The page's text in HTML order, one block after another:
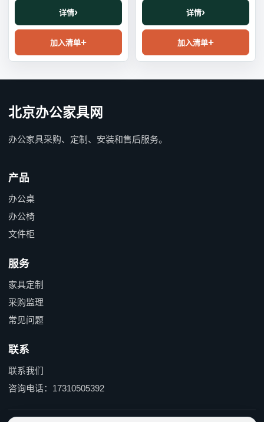
详情
加入清单
详情
加入清单
北京办公家具网
办公家具采购、定制、安装和售后服务。
产品
办公桌
办公椅
文件柜
服务
家具定制
采购监理
常见问题
联系
联系我们
咨询电话：17310505392